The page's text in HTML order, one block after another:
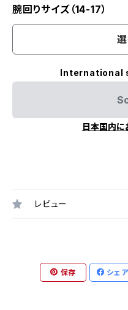
腕回りサイズ（14-17）
International
日本国内に
レビュー
保存 シェア